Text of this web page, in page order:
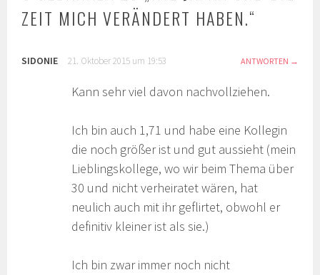
ZEIT MICH VERÄNDERT HABEN.“
SIDONIE 21. Oktober 2015 um 19:53 ANTWORTEN
Kann sehr viel davon nachvollziehen.
Ich bin auch 1,71 und habe eine Kollegin
die noch größer ist und gut aussieht (mein
Lieblingskollege, wo wir beim Thema über
30 und nicht verheiratet wären, hat
neulich auch mit ihr geflirtet, obwohl er
definitiv kleiner ist als sie.)
Ich bin zwar immer noch nicht